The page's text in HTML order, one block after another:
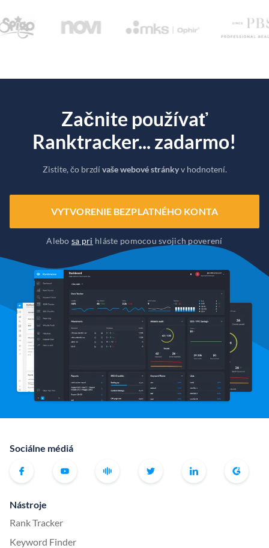
Začnite používať
Ranktracker... zadarmo!
Zistite, čo brzdívaše webové stránkyv hodnotení.
VYTVORENIE BEZPLATNÉHO KONTA
Alebosa pri hláste pomocou svojich poverení
Sociálne médiá
Nástroje
Rank Tracker
Keyword Finder